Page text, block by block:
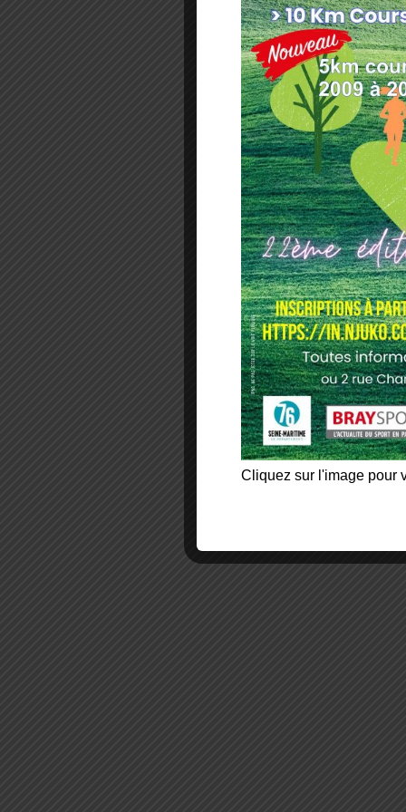
Cliquez sur l'image pour